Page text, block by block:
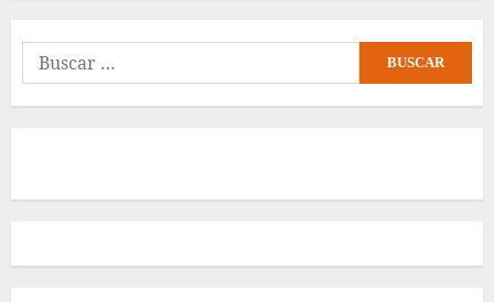
Buscar: